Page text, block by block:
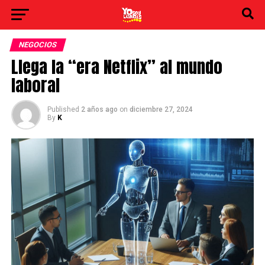
NEGOCIOS
Llega la “era Netflix” al mundo
laboral
Published 2 años ago on diciembre 27, 2024
By K